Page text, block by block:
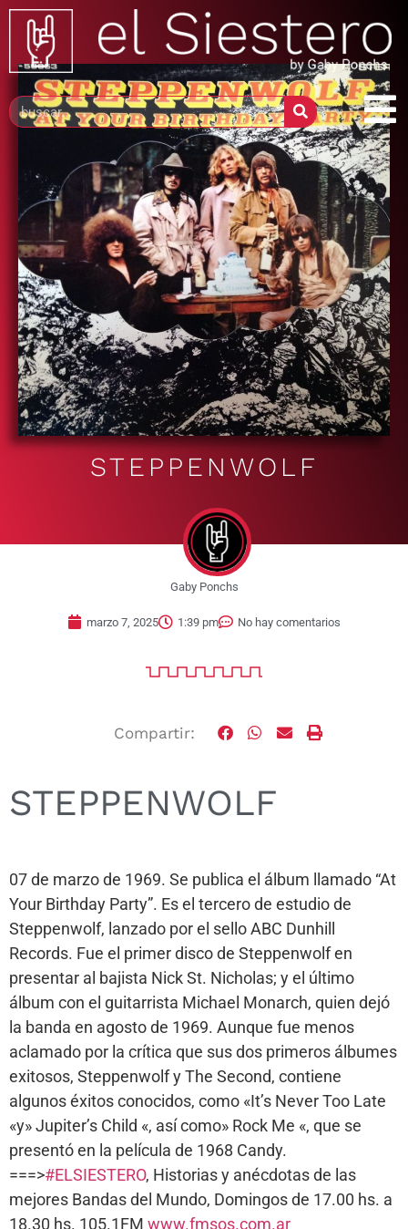
STEPPENWOLF
Gaby Ponchs
marzo 7, 2025 1:39 pm No hay comentarios
Compartir:
STEPPENWOLF
07 de marzo de 1969. Se publica el álbum llamado “At
Your Birthday Party”. Es el tercero de estudio de
Steppenwolf, lanzado por el sello ABC Dunhill
Records. Fue el primer disco de Steppenwolf en
presentar al bajista Nick St. Nicholas; y el último
álbum con el guitarrista Michael Monarch, quien dejó
la banda en agosto de 1969. Aunque fue menos
aclamado por la crítica que sus dos primeros álbumes
exitosos, Steppenwolf y The Second, contiene
algunos éxitos conocidos, como «It’s Never Too Late
«y» Jupiter’s Child «, así como» Rock Me «, que se
presentó en la película de 1968 Candy.
===>#ELSIESTERO, Historias y anécdotas de las
mejores Bandas del Mundo, Domingos de 17.00 hs. a
18.30 hs. 105.1FM www.fmsos.com.ar